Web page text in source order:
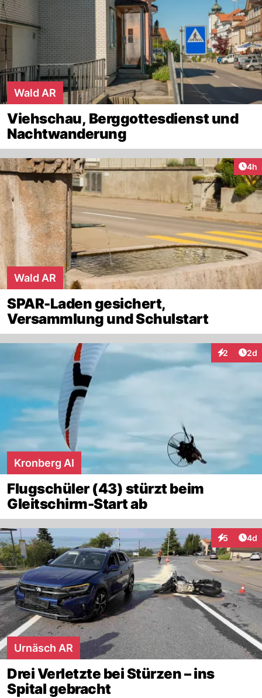
Wald AR
Viehschau, Berggottesdienst und
Nachtwanderung
4h
Wald AR
SPAR-Laden gesichert,
Versammlung und Schulstart
2 2d
Kronberg AI
Flugschüler (43) stürzt beim
Gleitschirm-Start ab
5 4d
Urnäsch AR
Drei Verletzte bei Stürzen – ins
Spital gebracht